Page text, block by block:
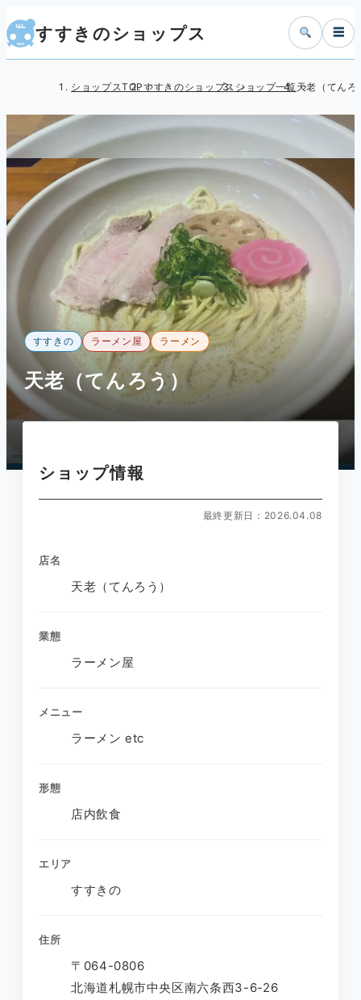
すすきのショップス ☰
ショップスTOPすすきのショップス ショップ一覧天老（てんろ
すすきの ラーメン屋 ラーメン
天老（てんろう）
ショップ情報
最終更新日：2026.04.08
店名
天老（てんろう）
業態
ラーメン屋
メニュー
ラーメン etc
形態
店内飲食
エリア
すすきの
住所
〒064-0806
北海道札幌市中央区南六条西3-6-26